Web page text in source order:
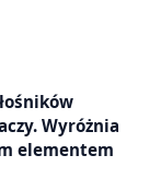
Wyróżnia
elementem